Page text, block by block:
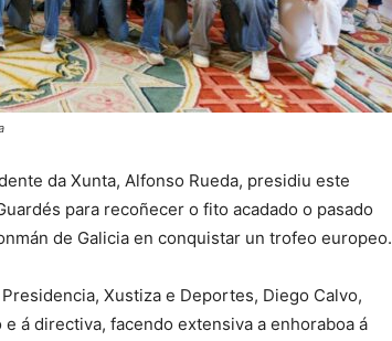
da Xunta, Alfonso Rueda, presidiu este
para recoñecer o fito acadado o pasado
de Galicia en conquistar un trofeo europeo.
Xustiza e Deportes, Diego Calvo,
á directiva, facendo extensiva a enhoraboa á